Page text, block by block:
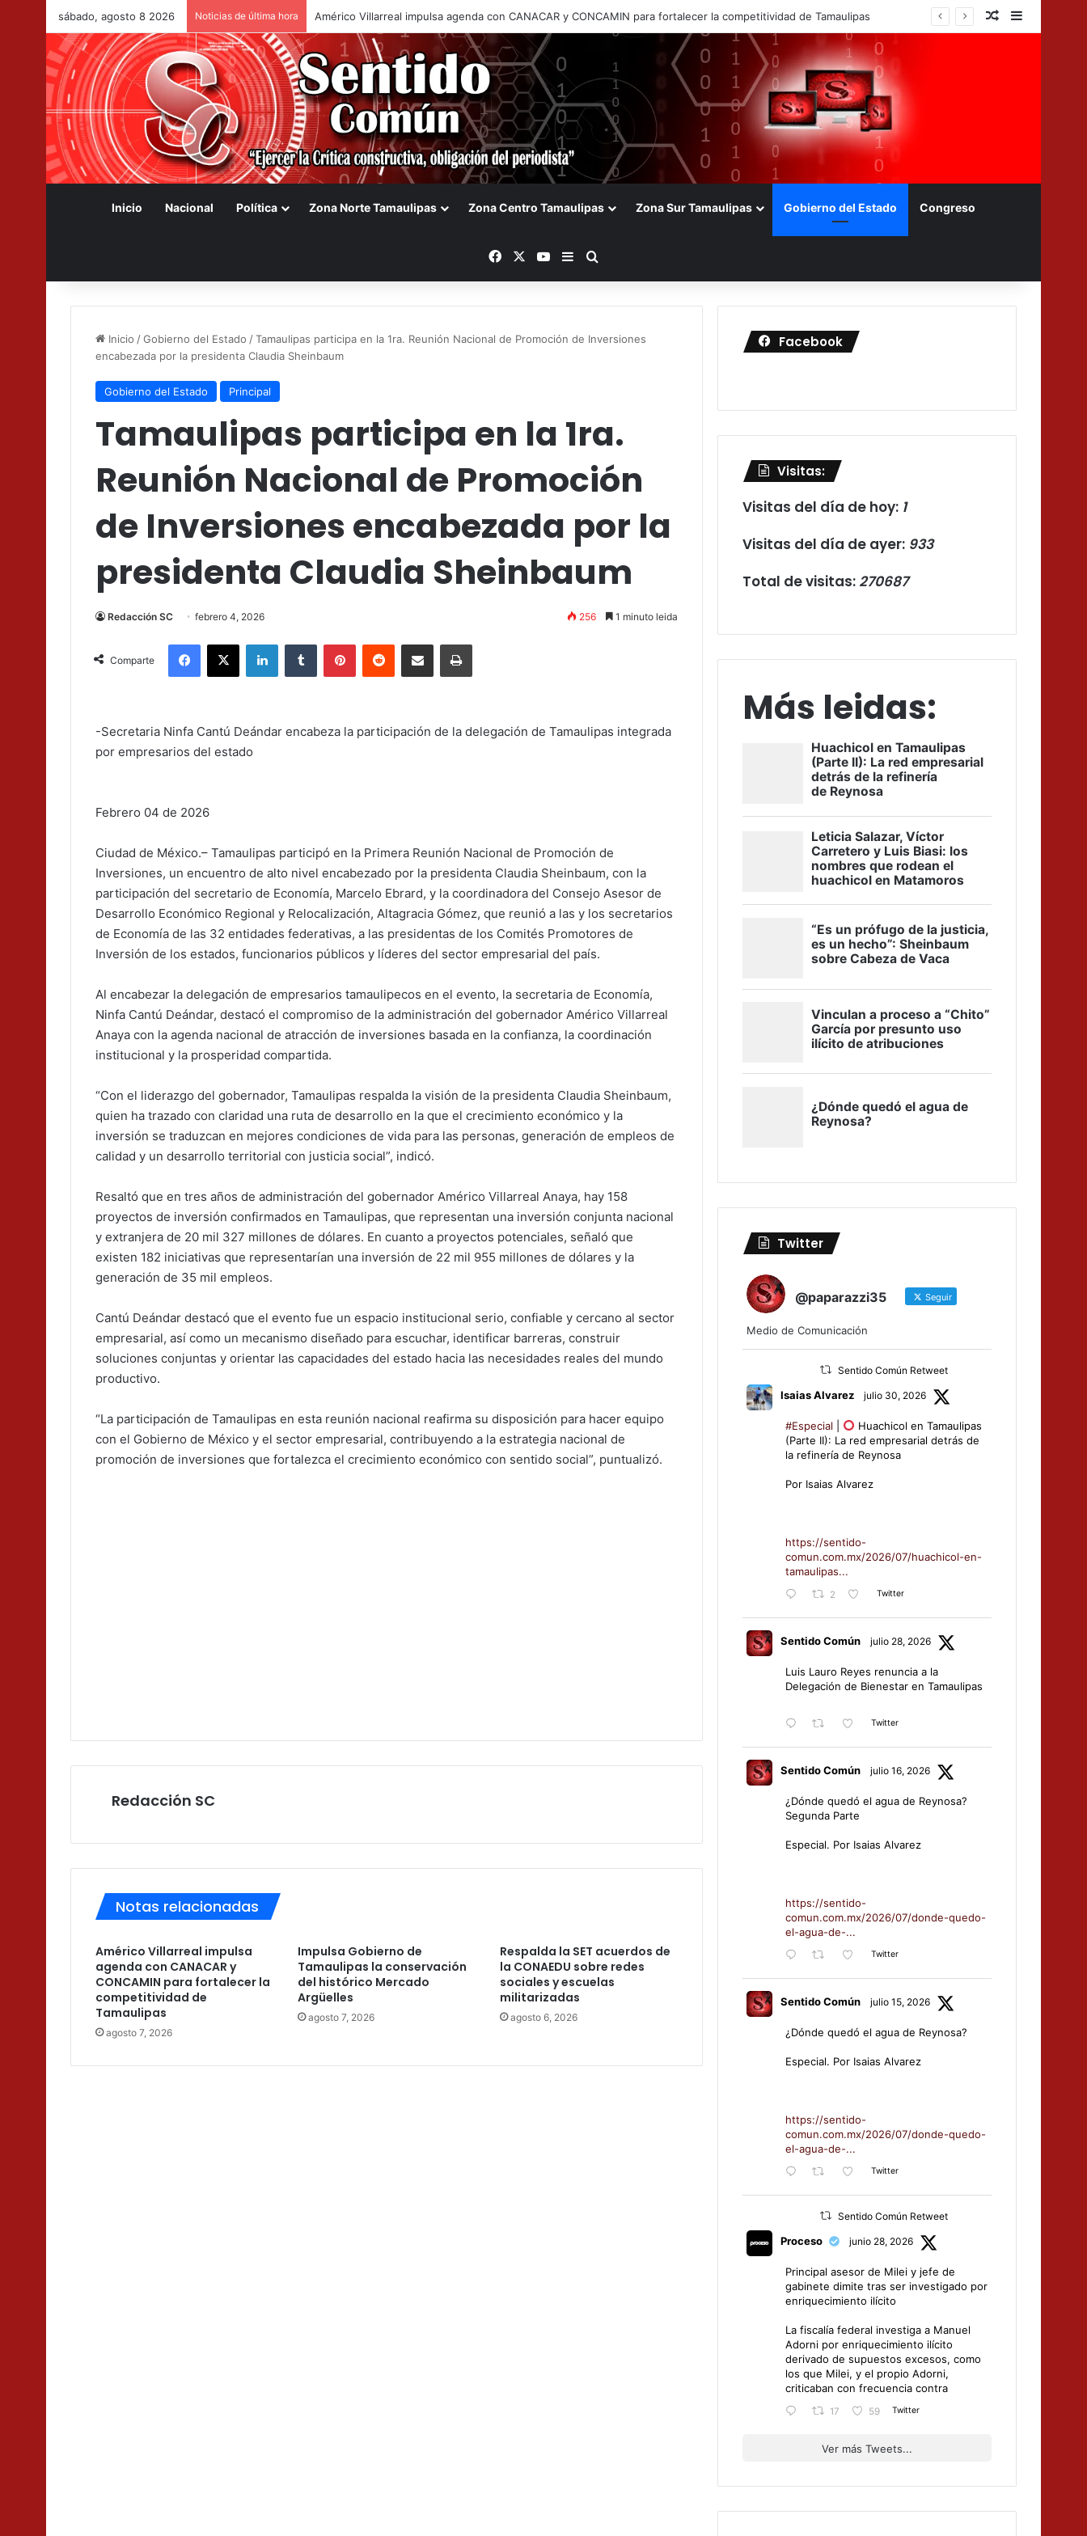
sábado, agosto 8 2026 Noticias de última hora Congreso de Tamaulipas frena iniciativa de Gerardo Peña para cobrar a vehículos foráneos Nota aleatoria
Barra
Inicio Nacional Política Zona Norte Tamaulipas Zona Centro Tamaulipas Zona Sur Tamaulipas Gobierno del Estado Congreso
FacebookYouTubeBarra lateral
Inicio /Gobierno del Estado /Tamaulipas participa en la 1ra. Reunión Nacional de Promoción de Inversiones
encabezada por la presidenta Claudia Sheinbaum
Gobierno del Estado Principal
Tamaulipas participa en la 1ra.
Reunión Nacional de Promoción
de Inversiones encabezada por la
presidenta Claudia Sheinbaum
Redacción SC febrero 4, 2026 256 1 minuto leida
Comparte
Facebook
X LinkedInTumblr PinterestReddit Compartir vía email Imprimir
-Secretaria Ninfa Cantú Deándar encabeza la participación de la delegación de Tamaulipas integrada
por empresarios del estado
Febrero 04 de 2026
Ciudad de México.– Tamaulipas participó en la Primera Reunión Nacional de Promoción de
Inversiones, un encuentro de alto nivel encabezado por la presidenta Claudia Sheinbaum, con la
participación del secretario de Economía, Marcelo Ebrard, y la coordinadora del Consejo Asesor de
Desarrollo Económico Regional y Relocalización, Altagracia Gómez, que reunió a las y los secretarios
de Economía de las 32 entidades federativas, a las presidentas de los Comités Promotores de
Inversión de los estados, funcionarios públicos y líderes del sector empresarial del país.
Al encabezar la delegación de empresarios tamaulipecos en el evento, la secretaria de Economía,
Ninfa Cantú Deándar, destacó el compromiso de la administración del gobernador Américo Villarreal
Anaya con la agenda nacional de atracción de inversiones basada en la confianza, la coordinación
institucional y la prosperidad compartida.
“Con el liderazgo del gobernador, Tamaulipas respalda la visión de la presidenta Claudia Sheinbaum,
quien ha trazado con claridad una ruta de desarrollo en la que el crecimiento económico y la
inversión se traduzcan en mejores condiciones de vida para las personas, generación de empleos de
calidad y un desarrollo territorial con justicia social”, indicó.
Resaltó que en tres años de administración del gobernador Américo Villarreal Anaya, hay 158
proyectos de inversión confirmados en Tamaulipas, que representan una inversión conjunta nacional
y extranjera de 20 mil 327 millones de dólares. En cuanto a proyectos potenciales, señaló que
existen 182 iniciativas que representarían una inversión de 22 mil 955 millones de dólares y la
generación de 35 mil empleos.
Cantú Deándar destacó que el evento fue un espacio institucional serio, confiable y cercano al sector
empresarial, así como un mecanismo diseñado para escuchar, identificar barreras, construir
soluciones conjuntas y orientar las capacidades del estado hacia las necesidades reales del mundo
productivo.
“La participación de Tamaulipas en esta reunión nacional reafirma su disposición para hacer equipo
con el Gobierno de México y el sector empresarial, contribuyendo a la estrategia nacional de
promoción de inversiones que fortalezca el crecimiento económico con sentido social”, puntualizó.
Redacción SC
Notas relacionadas
Américo Villarreal impulsa
agenda con CANACAR y
CONCAMIN para fortalecer la
competitividad de
Tamaulipas
agosto 7, 2026
Impulsa Gobierno de
Tamaulipas la conservación
del histórico Mercado
Argüelles
agosto 7, 2026
Respalda la SET acuerdos de
la CONAEDU sobre redes
sociales y escuelas
militarizadas
agosto 6, 2026
Facebook
Visitas:
Visitas del día de hoy: 1
Visitas del día de ayer: 933
Total de visitas: 270687
Más leidas:
Twitter
@paparazzi35 Seguir
Medio de Comunicación
Sentido Común Retweet
Isaias Alvarez julio 30, 2026
#Especial
Huachicol en Tamaulipas
(Parte II): La red empresarial detrás de
la refinería de Reynosa
Por Isaias Alvarez
https://sentido-
comun.com.mx/2026/07/huachicol-en-
tamaulipas...
2 Twitter
Sentido Común julio 28, 2026
Luis Lauro Reyes renuncia a la
Delegación de Bienestar en Tamaulipas
Twitter
Sentido Común julio 16, 2026
¿Dónde quedó el agua de Reynosa?
Segunda Parte
Especial. Por Isaias Alvarez
https://sentido-
comun.com.mx/2026/07/donde-quedo-
el-agua-de-...
Twitter
Sentido Común julio 15, 2026
¿Dónde quedó el agua de Reynosa?
Especial. Por Isaias Alvarez
https://sentido-
comun.com.mx/2026/07/donde-quedo-
el-agua-de-...
Twitter
Sentido Común Retweet
Proceso junio 28, 2026
Principal asesor de Milei y jefe de
gabinete dimite tras ser investigado por
enriquecimiento ilícito
La fiscalía federal investiga a Manuel
Adorni por enriquecimiento ilícito
derivado de supuestos excesos, como
los que Milei, y el propio Adorni,
criticaban con frecuencia contra
17 59 Twitter
Ver más Tweets...